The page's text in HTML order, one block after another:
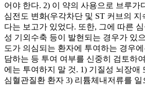
어야 한다. 2) 이 약의 사용으로 브루가
심전도 변화(우각차단 및 ST 커브의
다는 보고가 있었다. 또한, 그에 따른
성 기외수축 등이 발현되는 경우가 있
도가 의심되는 환자에 투여하는 경우
담하는 등 투여 여부를 신중히 검토하
에는 투여하지 말 것. 1) 기질성 뇌장애
심혈관질환 환자 3) 리튬체내저류를